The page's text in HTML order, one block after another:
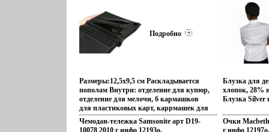
Подробно
Размеры:12,5х9,5 см Раскладывается
пополам Внутри: отделение для купюр,
отделение для мелочи, 6 кармашков
для пластиковых карт, каррмашек для
сим-карты, 2 прозрачных отделения
для документов, 2 потайных
Чемодан-тележка Samsonite арт D19-
10078 2010 г инфо 12193o.
творчества
Занимаясь
человек уже
так, как
свою жизнь,
совершенное
дзен-
дело и жизнь
книги Рон
-
Чая" (The
Блузка для
хлопок, 28%
Блузка Silver
Очки
г инфо 12197o.